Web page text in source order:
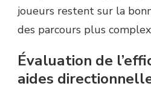
joueurs restent sur la
des parcours plus
Évaluation de
aides